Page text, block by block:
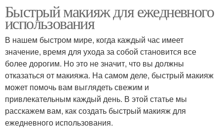
Быстрый макияж для ежедневного
использования
В нашем быстром мире, когда каждый час имеет
значение, время для ухода за собой становится все
более дорогим. Но это не значит, что вы должны
отказаться от макияжа. На самом деле, быстрый макияж
может помочь вам выглядеть свежим и
привлекательным каждый день. В этой статье мы
расскажем вам, как создать быстрый макияж для
ежедневного использования.